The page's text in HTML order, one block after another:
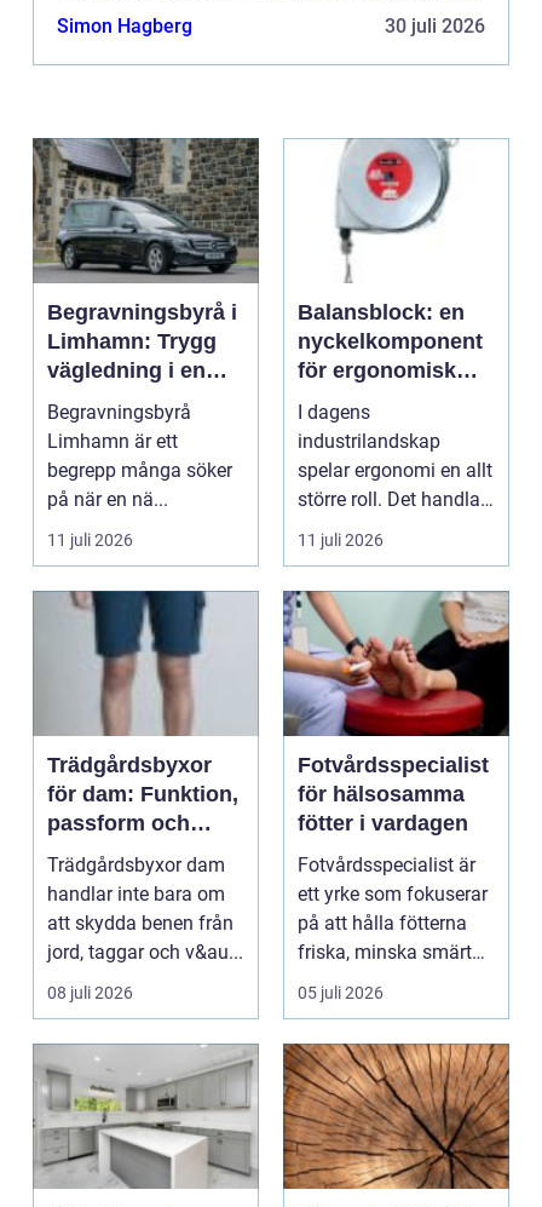
som håller mycket längre. Det är inte alla golv so...
Simon Hagberg 30 juli 2026
Begravningsbyrå i
Limhamn: Trygg
vägledning i en
svår tid
Begravningsbyrå
Limhamn är ett
begrepp många söker
på när en nä...
11 juli 2026
Balansblock: en
nyckelkomponent
för ergonomisk
effektivitet
I dagens
industrilandskap
spelar ergonomi en allt
större roll. Det handlar
inte bara om att skapa
en...
11 juli 2026
Trädgårdsbyxor
för dam: Funktion,
passform och
hållbar stil i
rabatten
Trädgårdsbyxor dam
handlar inte bara om
att skydda benen från
jord, taggar och v&au...
08 juli 2026
Fotvårdsspecialist
för hälsosamma
fötter i vardagen
Fotvårdsspecialist är
ett yrke som fokuserar
på att hålla fötterna
friska, minska smärta
och förebyg...
05 juli 2026